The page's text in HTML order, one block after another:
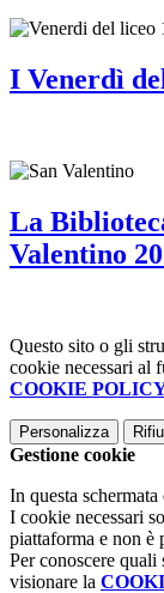
I Venerdì
La
Valentino
Questo sito o gli
cookie necessari al
COOKIE
Personalizza
Gestione cookie
In questa
I cookie necessari
piattaforma e non è
Per conoscere
visionare la